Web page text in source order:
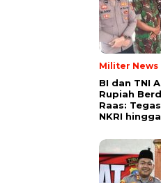
Militer News
BI dan TNI
Rupiah
Raas:
NKRI